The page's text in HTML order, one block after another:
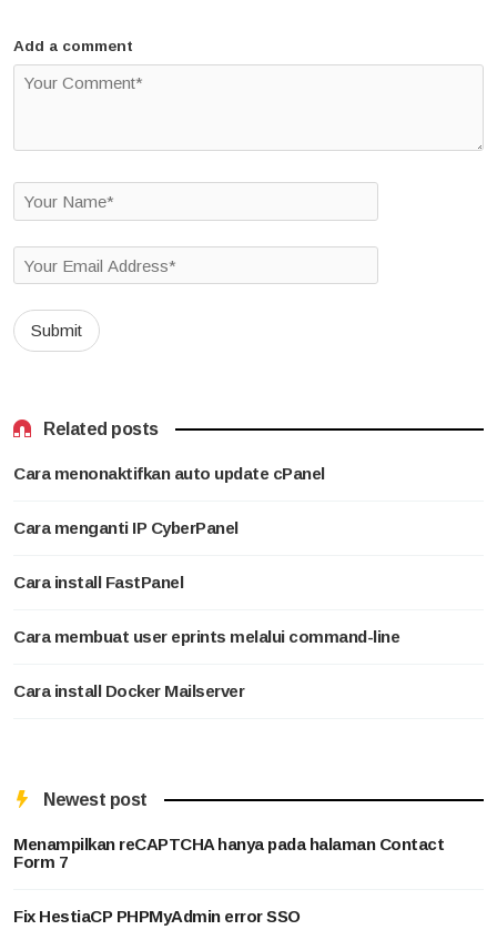
Add a comment
Related posts
Cara menonaktifkan auto update cPanel
Cara menganti IP CyberPanel
Cara install FastPanel
Cara membuat user eprints melalui command-line
Cara install Docker Mailserver
Newest post
Menampilkan reCAPTCHA hanya pada halaman Contact
Form 7
Fix HestiaCP PHPMyAdmin error SSO